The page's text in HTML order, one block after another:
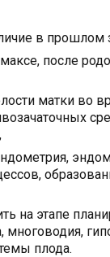
в
после
матки во
на этапе
плода.